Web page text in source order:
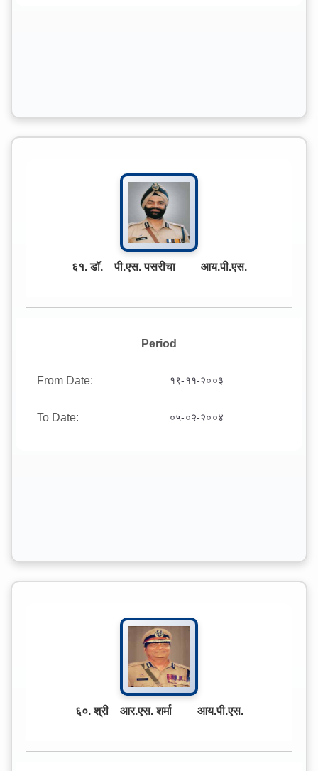
६१. डॉ. पी.एस. पसरीचा आय.पी.एस.
Period
From Date: १९-११-२००३
To Date: ०५-०२-२००४
६०. श्री आर.एस. शर्मा आय.पी.एस.